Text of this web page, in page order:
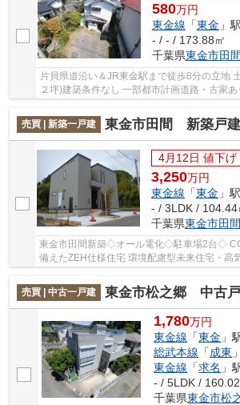
580万円
東金線 「東金 」
- / - / 173.88㎡
千葉県東金市田間
片貝県道沿い＆JR東金駅まで徒歩8分の立地
２坪)建築条件なし 一部都市計画道路・古家あ
売買 | 新築一戸建 東金市田間 新築戸建
4月12日 値下げ
3,250万円
東金線 「東金 」駅
- / 3LDK / 104.44
千葉県東金市田間
東金市田間新築◇オール電化◇駐車場2台◇
備えたZEH仕様住宅 環境配慮型未来住宅・高
売買 | 中古一戸建 東金市松之郷 中古
1,780万円
東金線 「東金 」
総武本線 「成東
東金線 「求名 」
- / 5LDK /
千葉県東金市松